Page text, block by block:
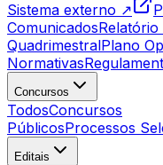
Sistema externo ↗
Comunicados
QuadrimestralPlano
Normativas
Concursos
TodosConcursos
PúblicosProcessos
Editais